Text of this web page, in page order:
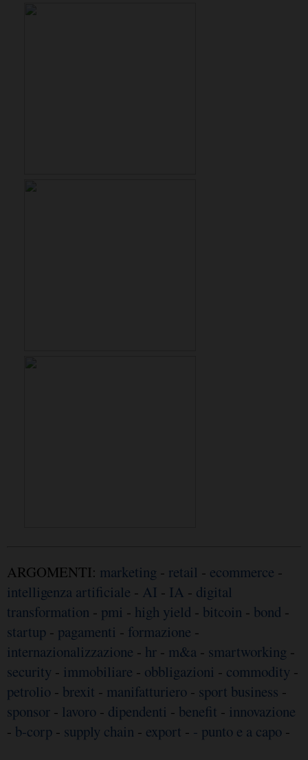
ARGOMENTI: marketing - retail - ecommerce -
intelligenza artificiale - AI - IA - digital
transformation - pmi - high yield - bitcoin - bond -
startup - pagamenti - formazione -
internazionalizzazione - hr - m&a - smartworking -
security - immobiliare - obbligazioni - commodity -
petrolio - brexit - manifatturiero - sport business -
sponsor - lavoro - dipendenti - benefit - innovazione
- b-corp - supply chain - export - - punto e a capo -